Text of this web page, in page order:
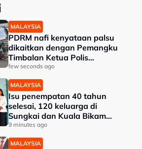
MALAYSIA
PDRM nafi kenyataan palsu
dikaitkan dengan Pemangku
Timbalan Ketua Polis
Negara
few seconds ago
MALAYSIA
Isu penempatan 40 tahun
selesai, 120 keluarga di
Sungkai dan Kuala Bikam
terima geran tanah
9 minutes ago
MALAYSIA